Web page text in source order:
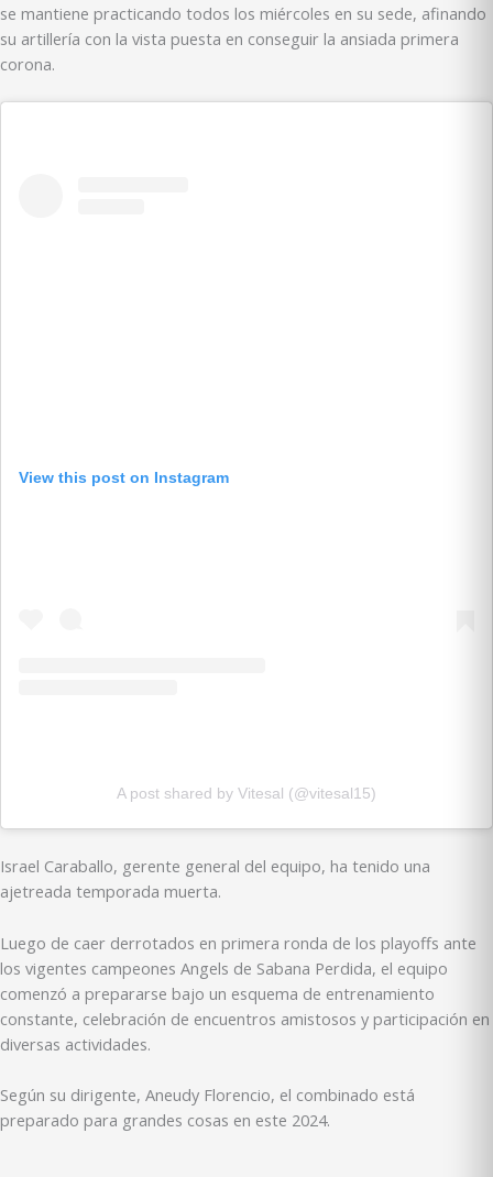
se mantiene practicando todos los miércoles en su sede, afinando
su artillería con la vista puesta en conseguir la ansiada primera
corona.
View this post on Instagram
A post shared by Vitesal (@vitesal15)
Israel Caraballo, gerente general del equipo, ha tenido una
ajetreada temporada muerta.
Luego de caer derrotados en primera ronda de los playoffs ante
los vigentes campeones Angels de Sabana Perdida, el equipo
comenzó a prepararse bajo un esquema de entrenamiento
constante, celebración de encuentros amistosos y participación en
diversas actividades.
Según su dirigente, Aneudy Florencio, el combinado está
preparado para grandes cosas en este 2024.